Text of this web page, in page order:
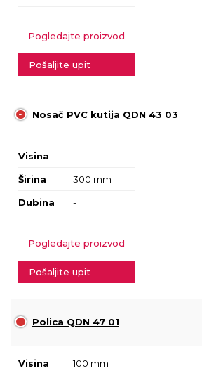
Pogledajte proizvod
Pošaljite upit
Nosač PVC kutija QDN 43 03
Visina -
Širina 300 mm
Dubina -
Pogledajte proizvod
Pošaljite upit
Polica QDN 47 01
Visina 100 mm